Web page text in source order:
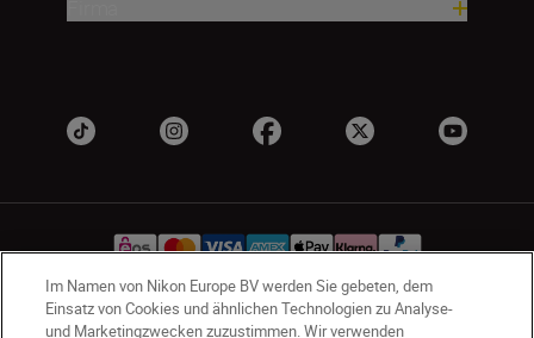
Im Namen von Nikon Europe BV werden Sie gebeten, dem
Einsatz von Cookies und ähnlichen Technologien zu Analyse-
und Marketingzwecken zuzustimmen. Wir verwenden